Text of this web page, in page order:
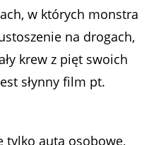
w których monstra
na drogach,
krew z pięt swoich
słynny film pt.
tylko auta osobowe,